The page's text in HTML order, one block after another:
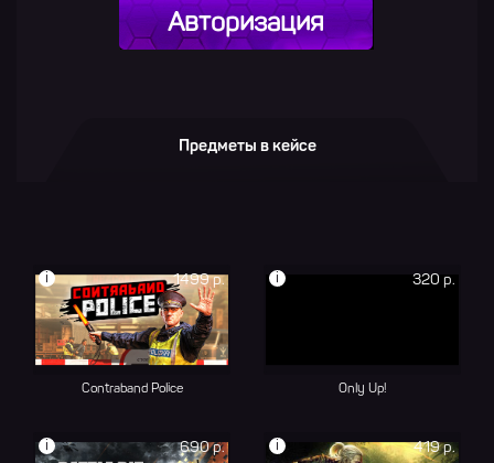
Авторизация
Предметы в кейсе
1499 р.
i
Contraband Police
320 р.
i
Only Up!
690 р.
i 419 р.
i